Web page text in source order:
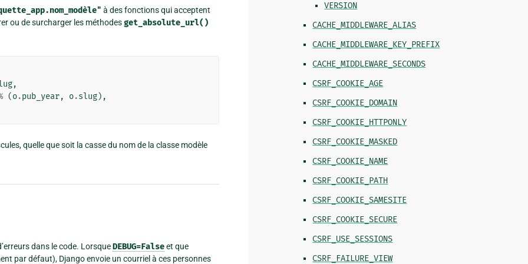
à des fonctions qui acceptent
ou de surcharger les méthodesget_absolute_url()
,
(o.pub_year, o.slug),
quelle que soit la casse du nom de la classe modèle
dans le code. LorsqueDEBUG=Falseet que
par défaut), Django envoie un courriel à ces personnes
VERSION
CACHE_MIDDLEWARE_ALIAS
CACHE_MIDDLEWARE_KEY_PREFIX
CACHE_MIDDLEWARE_SECONDS
CSRF_COOKIE_AGE
CSRF_COOKIE_DOMAIN
CSRF_COOKIE_HTTPONLY
CSRF_COOKIE_MASKED
CSRF_COOKIE_NAME
CSRF_COOKIE_PATH
CSRF_COOKIE_SAMESITE
CSRF_COOKIE_SECURE
CSRF_USE_SESSIONS
CSRF_FAILURE_VIEW